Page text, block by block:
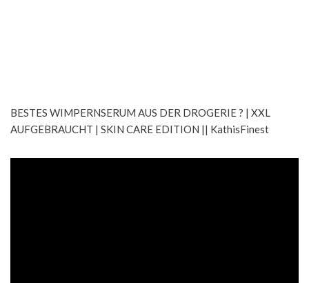
BESTES WIMPERNSERUM AUS DER DROGERIE ? | XXL
AUFGEBRAUCHT | SKIN CARE EDITION || KathisFinest